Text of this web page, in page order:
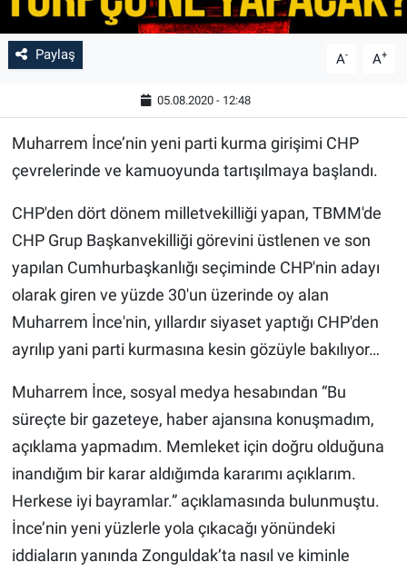
Paylaş A- A+
05.08.2020 - 12:48
Muharrem İnce’nin yeni parti kurma girişimi CHP
çevrelerinde ve kamuoyunda tartışılmaya başlandı.
CHP'den dört dönem milletvekilliği yapan, TBMM'de
CHP Grup Başkanvekilliği görevini üstlenen ve son
yapılan Cumhurbaşkanlığı seçiminde CHP'nin adayı
olarak giren ve yüzde 30'un üzerinde oy alan
Muharrem İnce'nin, yıllardır siyaset yaptığı CHP'den
ayrılıp yani parti kurmasına kesin gözüyle bakılıyor…
Muharrem İnce, sosyal medya hesabından “Bu
süreçte bir gazeteye, haber ajansına konuşmadım,
açıklama yapmadım. Memleket için doğru olduğuna
inandığım bir karar aldığımda kararımı açıklarım.
Herkese iyi bayramlar.” açıklamasında bulunmuştu.
İnce’nin yeni yüzlerle yola çıkacağı yönündeki
iddiaların yanında Zonguldak’ta nasıl ve kiminle